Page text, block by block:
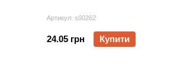
Артикул: s00262
24.05 грн Купити